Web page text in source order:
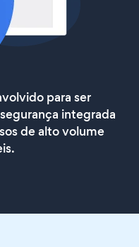
para ser
integrada
de alto volume